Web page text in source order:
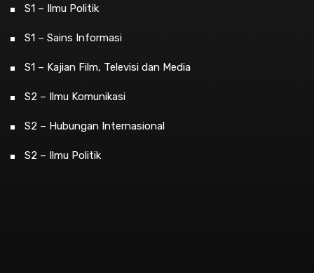
S1 – Ilmu Politik
S1 – Sains Informasi
S1 – Kajian Film, Televisi dan Media
S2 – Ilmu Komunikasi
S2 – Hubungan Internasional
S2 – Ilmu Politik